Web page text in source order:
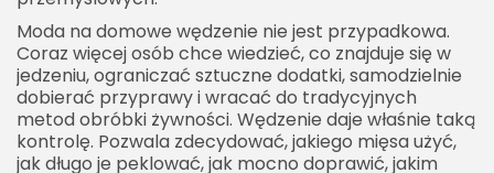
Moda na domowe wędzenie nie jest przypadkowa.
Coraz więcej osób chce wiedzieć, co znajduje się w
jedzeniu, ograniczać sztuczne dodatki, samodzielnie
dobierać przyprawy i wracać do tradycyjnych
metod obróbki żywności. Wędzenie daje właśnie taką
kontrolę. Pozwala zdecydować, jakiego mięsa użyć,
jak długo je peklować, jak mocno doprawić, jakim
Bezpieczeństwo użytkowania wędzarni z beczek
Wędzarnia z beczek a smak domowych wyrobów
Czy wędzarnia z beczek nadaje się dla
początkujących
Jak ulepszyć prostą wędzarnię z beczki